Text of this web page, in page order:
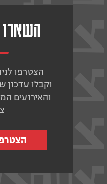
הצטרפו
וקבלו עדכון
והאירועים